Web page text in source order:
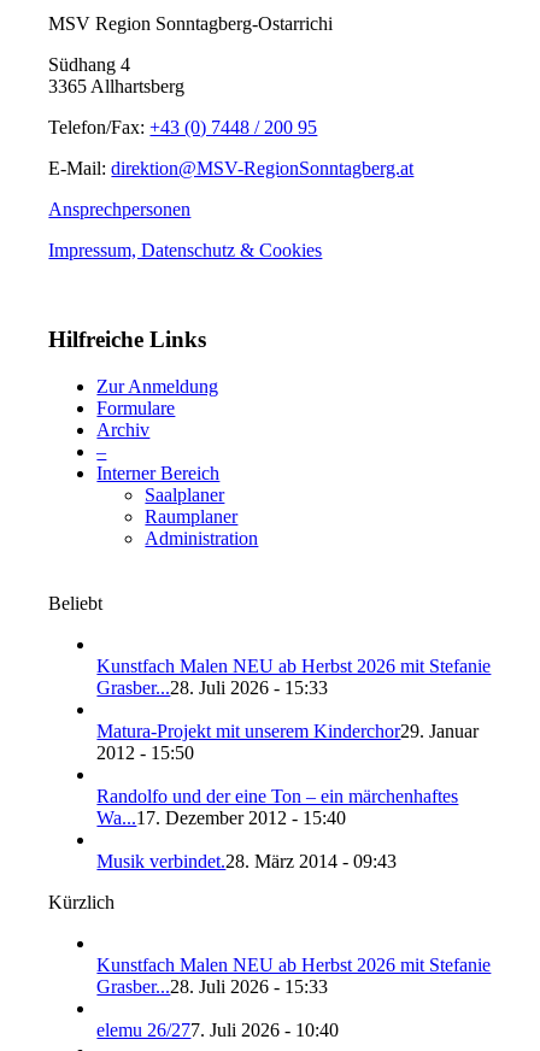
MSV Region Sonntagberg-Ostarrichi
Südhang 4
3365 Allhartsberg
Telefon/Fax:+43 (0) 7448 / 200 95
E-Mail:direktion@MSV-RegionSonntagberg.at
Ansprechpersonen
Impressum, Datenschutz & Cookies
Hilfreiche Links
Zur Anmeldung
Formulare
Archiv
–
Interner Bereich
Saalplaner
Raumplaner
Administration
Beliebt
Kunstfach Malen NEU ab Herbst 2026 mit Stefanie
Grasber...28. Juli 2026 - 15:33
Matura-Projekt mit unserem Kinderchor29. Januar
2012 - 15:50
Randolfo und der eine Ton – ein märchenhaftes
Wa...17. Dezember 2012 - 15:40
Musik verbindet.28. März 2014 - 09:43
Kürzlich
Kunstfach Malen NEU ab Herbst 2026 mit Stefanie
Grasber...28. Juli 2026 - 15:33
elemu 26/277. Juli 2026 - 10:40